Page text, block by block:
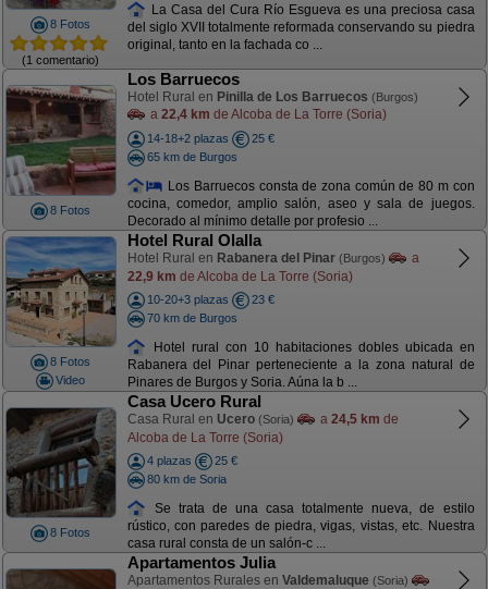
8 Fotos
(1 comentario)
La Casa del Cura Río Esgueva es una preciosa casa
del siglo XVII totalmente reformada conservando su piedra
original, tanto en la fachada co ...
8 Fotos
Los Barruecos
Hotel Rural en Pinilla de Los Barruecos (Burgos)
a 22,4 km de Alcoba de La Torre (Soria)
14-18+2 plazas
25 €
65 km de Burgos
Los Barruecos consta de zona común de 80 m con
cocina, comedor, amplio salón, aseo y sala de juegos.
Decorado al mínimo detalle por profesio ...
8 Fotos
Video
Hotel Rural Olalla
Hotel Rural en Rabanera del Pinar (Burgos)
a
22,9 km de Alcoba de La Torre (Soria)
10-20+3 plazas
23 €
70 km de Burgos
Hotel rural con 10 habitaciones dobles ubicada en
Rabanera del Pinar perteneciente a la zona natural de
Pinares de Burgos y Soria. Aúna la b ...
8 Fotos
Casa Ucero Rural
Casa Rural en Ucero (Soria) a 24,5 km de
Alcoba de La Torre (Soria)
4 plazas
25 €
80 km de Soria
Se trata de una casa totalmente nueva, de estilo
rústico, con paredes de piedra, vigas, vistas, etc. Nuestra
casa rural consta de un salón-c ...
Apartamentos Julia
Apartamentos Rurales en Valdemaluque (Soria)